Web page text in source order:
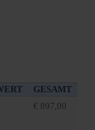
GESAMT
€ 897,00